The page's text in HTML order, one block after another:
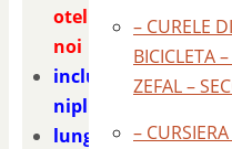
otel
noi
include
niplu
lungime
– CURELE
BICICLETA
ZEFAL –
–